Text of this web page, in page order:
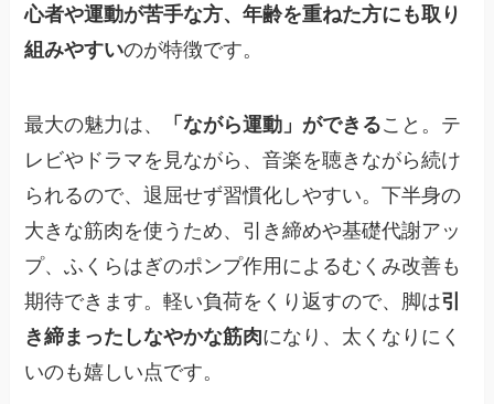
心者や運動が苦手な方、年齢を重ねた方にも取り
組みやすいのが特徴です。
最大の魅力は、 「ながら運動」ができること。テ
レビやドラマを見ながら、音楽を聴きながら続け
られるので、退屈せず習慣化しやすい。下半身の
大きな筋肉を使うため、引き締めや基礎代謝アッ
プ、ふくらはぎのポンプ作用によるむくみ改善も
期待できます。軽い負荷をくり返すので、脚は引
き締まったしなやかな筋肉になり、太くなりにく
いのも嬉しい点です。